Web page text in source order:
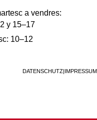
a vendres:
y 15–17
10–12
DATENSCHUTZ| IMPRESSUM